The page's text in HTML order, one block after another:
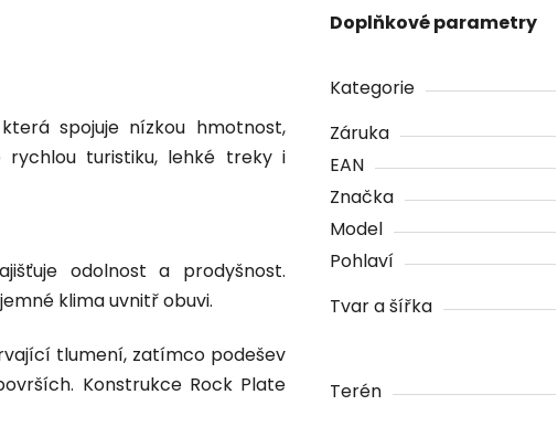
spojuje nízkou hmotnost,
rychlou turistiku, lehké treky i
odolnost a prodyšnost.
klima uvnitř obuvi.
tlumení, zatímco podešev
Konstrukce Rock Plate
Doplňkové parametry
Kategorie
Záruka
EAN
Značka
Model
Pohlaví
Tvar a šířka
Terén